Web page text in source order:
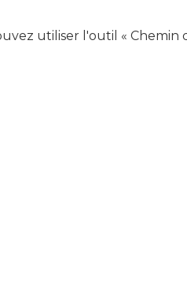
utiliser l'outil « Chemin